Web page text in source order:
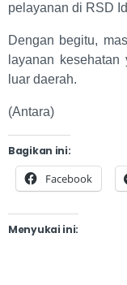
pelayanan di RSD
Dengan begitu,
layanan
luar daerah.
(Antara)
Bagikan ini:
Facebook
Menyukai ini: